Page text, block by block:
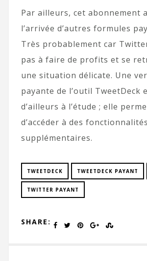
Par ailleurs, cet abonnement
l’arrivée d’autres formules
Très probablement car
pas à faire de profits et se
une situation délicate. Une
payante de l’outil TweetDeck
d’ailleurs à l’étude ; elle
d’accéder à des fonctionnalités
supplémentaires.
TWEETDECK TWEETDECK PAYANT
TWITTER PAYANT
SHARE: